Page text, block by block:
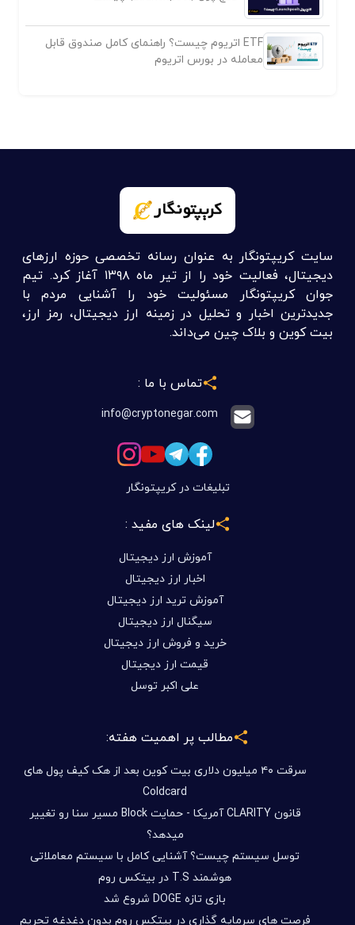
ETF اتریوم چیست؟ راهنمای کامل صندوق قابل
معامله در بورس اتریوم
سایت کریپتونگار به عنوان رسانه تخصصی حوزه ارزهای
دیجیتال، فعالیت خود را از تیر ماه ۱۳۹۸ آغاز کرد. تیم
جوان کریپتونگار مسئولیت خود را آشنایی مردم با
جدیدترین اخبار و تحلیل در زمینه ارز دیجیتال، رمز ارز،
بیت کوین و بلاک چین می‌داند.
تماس با ما :
info@cryptonegar.com
تبلیغات در کریپتونگار
لینک های مفید :
آموزش ارز دیجیتال
اخبار ارز دیجیتال
آموزش ترید ارز دیجیتال
سیگنال ارز دیجیتال
خرید و فروش ارز دیجیتال
قیمت ارز دیجیتال
علی اکبر توسل
مطالب پر اهمیت هفته:
سرقت ۴۰ میلیون دلاری بیت کوین بعد از هک کیف پول های
Coldcard
قانون CLARITY آمریکا - حمایت Block مسیر سنا رو تغییر
میدهد؟
توسل سیستم چیست؟ آشنایی کامل با سیستم معاملاتی
هوشمند T.S در بیتکس روم
بازی تازه DOGE شروع شد
فرصت های سرمایه گذاری در بیتکس روم بدون دغدغه تحریم